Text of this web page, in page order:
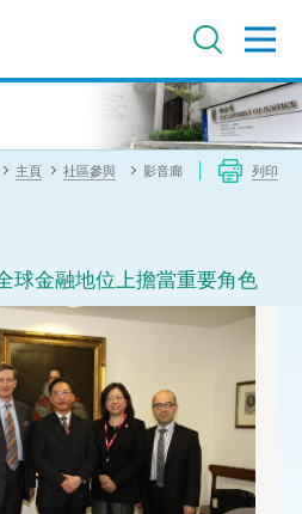
主頁 社區參與 影音廊 列印
球金融地位上擔當重要角色